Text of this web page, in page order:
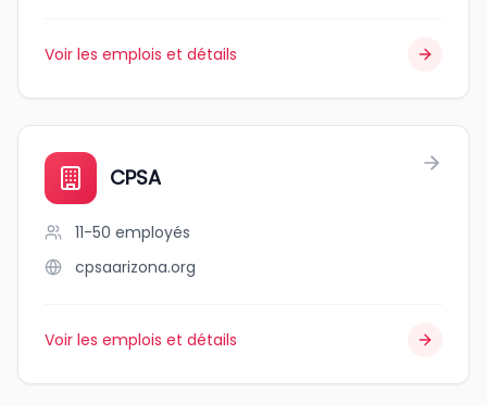
Voir les emplois et détails
CPSA
11-50 employés
cpsaarizona.org
Voir les emplois et détails